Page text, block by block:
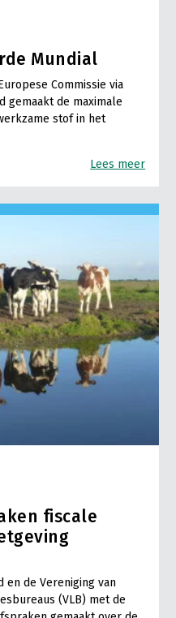
Mundial
Commissie via
gemaakt de maximale
stof in het
Lees meer
fiscale
en de Vereniging van
(VLB) met de